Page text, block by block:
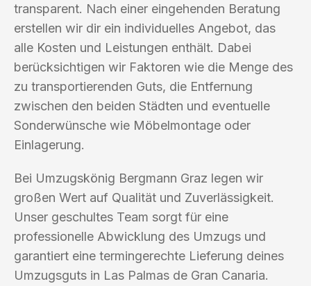
transparent. Nach einer eingehenden Beratung
erstellen wir dir ein individuelles Angebot, das
alle Kosten und Leistungen enthält. Dabei
berücksichtigen wir Faktoren wie die Menge des
zu transportierenden Guts, die Entfernung
zwischen den beiden Städten und eventuelle
Sonderwünsche wie Möbelmontage oder
Einlagerung.
Bei Umzugskönig Bergmann Graz legen wir
großen Wert auf Qualität und Zuverlässigkeit.
Unser geschultes Team sorgt für eine
professionelle Abwicklung des Umzugs und
garantiert eine termingerechte Lieferung deines
Umzugsguts in Las Palmas de Gran Canaria.